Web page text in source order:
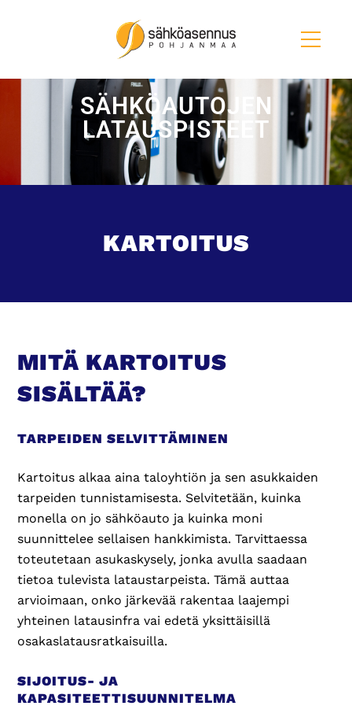
SÄHKÖAUTOJEN
LATAUSPISTEET
KARTOITUS
MITÄ KARTOITUS
SISÄLTÄÄ?
TARPEIDEN SELVITTÄMINEN
Kartoitus alkaa aina taloyhtiön ja sen asukkaiden
tarpeiden tunnistamisesta. Selvitetään, kuinka
monella on jo sähköauto ja kuinka moni
suunnittelee sellaisen hankkimista. Tarvittaessa
toteutetaan asukaskysely, jonka avulla saadaan
tietoa tulevista lataustarpeista. Tämä auttaa
arvioimaan, onko järkevää rakentaa laajempi
yhteinen latausinfra vai edetä yksittäisillä
osakaslatausratkaisuilla.
SIJOITUS- JA
KAPASITEETTISUUNNITELMA